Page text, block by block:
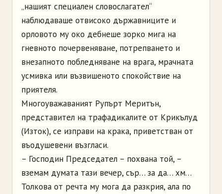
„нашият специален словослагател“
наблюдаваше отвисоко държавниците и
орловото му око дебнеше зорко мига на
гневното почервеняване, потрепването и
внезапното побледняване на врага, мрачната
усмивка или възвишеното спокойствие на
приятеля.
Многоуважаваният Рупърт Меритън,
представител на трафадикалите от Крикълуд
(Изток), се изправи на крака, приветстван от
въодушевени възгласи.
– Господин Председател – похвана той, –
вземам думата тази вечер, сър… за да… хм…
Толкова от речта му мога да разкрия, ала по